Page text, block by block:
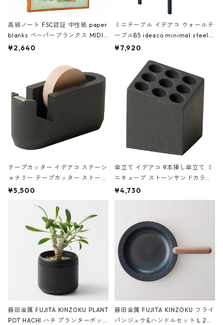
高級ノート FSC認証 中性紙 paper
blanks ペーパーブランクス MIDI
ハードカバー 罫線 ヴァン・ゴッホ
¥2,640
ミニテーブル イデアコ ウォールテ
ーブルB5 ideaco minimal steel f
urniture WALL Table B5 ネイビー
¥7,920
テープカッター イデアコ ステーシ
ョナリー テープカッター ストーン
サンドカラー 石調 ideaco Station
¥5,500
傘立て イデアコ 9本挿し傘立て ミ
ニキューブ ストーンサンドカラー
石調 ideaco Umbrella Stand CUB
E ストーンサンドブラック
¥4,730
藤田金属 FUJITA KINZOKU PLANT
POT HACHI ハチ プランターポッ
藤田金属 FUJITA KINZOKU フライ
パンジュウ&ハンドルセット L 24c